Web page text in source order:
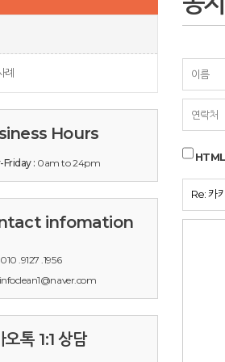
례
Hours
Friday : 0am to 24pm
infomation
010 .9127 .1956
infoclean1@naver.com
톡 1:1 상담
HTML